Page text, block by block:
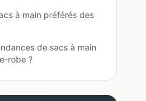
à main préférés des
de sacs à main
robe ?